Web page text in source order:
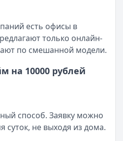
есть офисы в
только онлайн-
по смешанной модели.
на 10000 рублей
способ. Заявку можно
суток, не выходя из дома.